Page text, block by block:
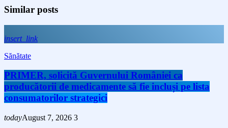
Similar posts
insert_link
Sănătate
PRIMER, solicită Guvernului României ca
producătorii de medicamente să fie incluși pe lista
consumatorilor strategici
todayAugust 7, 2026 3